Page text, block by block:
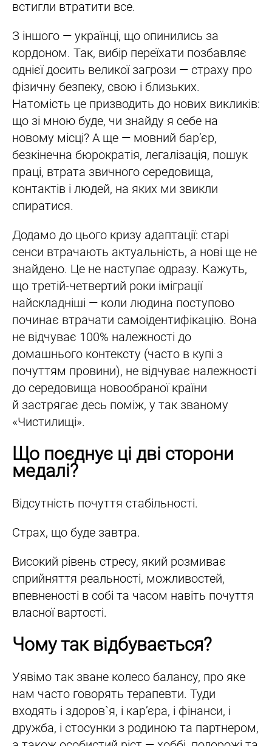
встигли втратити все.
З іншого — українці, що опинились за
кордоном. Так, вибір переїхати позбавляє
однієї досить великої загрози — страху про
фізичну безпеку, свою і близьких.
Натомість це призводить до нових викликів:
що зі мною буде, чи знайду я себе на
новому місці? А ще — мовний бар’єр,
безкінечна бюрократія, легалізація, пошук
праці, втрата звичного середовища,
контактів і людей, на яких ми звикли
спиратися.
Додамо до цього кризу адаптації: старі
сенси втрачають актуальність, а нові ще не
знайдено. Це не наступає одразу. Кажуть,
що третій-четвертий роки іміграції
найскладніші — коли людина поступово
починає втрачати самоідентифікацію. Вона
не відчуває 100% належності до
домашнього контексту (часто в купі з
почуттям провини), не відчуває належності
до середовища новообраної країни
й застрягає десь поміж, у так званому
«Чистилищі».
Що поєднує ці дві сторони
медалі?
Відсутність почуття стабільності.
Страх, що буде завтра.
Високий рівень стресу, який розмиває
сприйняття реальності, можливостей,
впевненості в собі та часом навіть почуття
власної вартості.
Чому так відбувається?
Уявімо так зване колесо балансу, про яке
нам часто говорять терапевти. Туди
входять і здоров`я, і кар’єра, і фінанси, і
дружба, і стосунки з родиною та партнером,